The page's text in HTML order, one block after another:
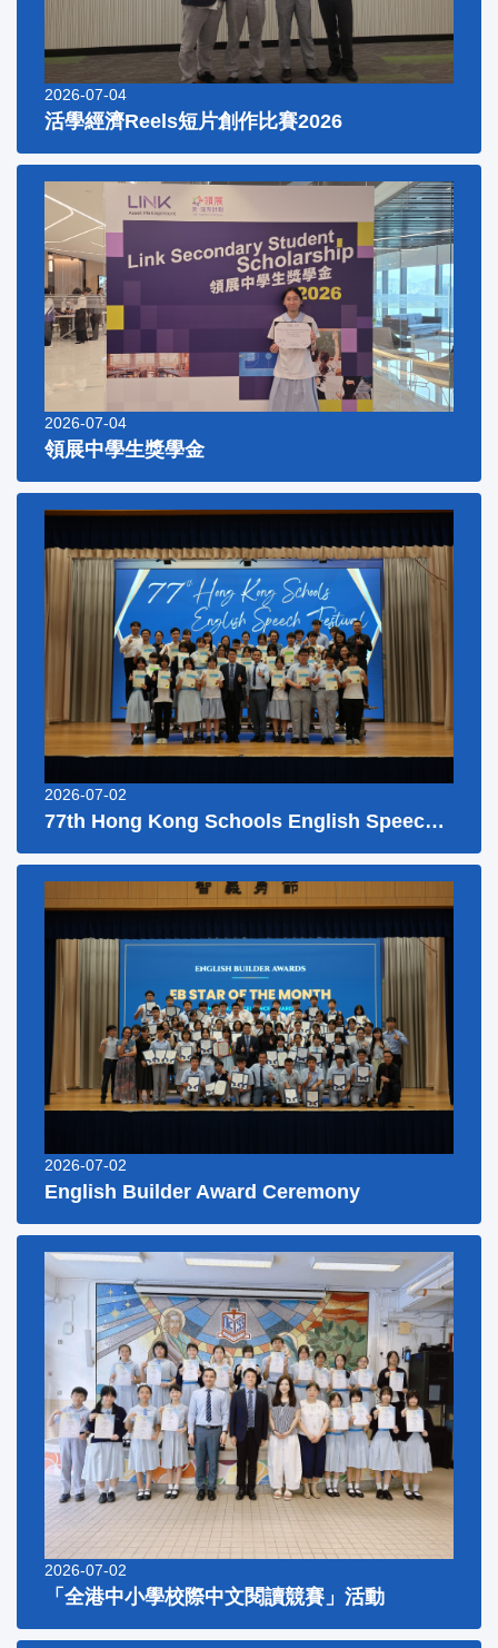
2026-07-04
活學經濟Reels短片創作比賽2026
2026-07-04
領展中學生獎學金
2026-07-02
77th Hong Kong Schools English Speech Festival
2026-07-02
English Builder Award Ceremony
2026-07-02
「全港中小學校際中文閱讀競賽」活動